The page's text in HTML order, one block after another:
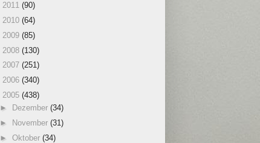
2011 (90)
2010 (64)
2009 (85)
2008 (130)
2007 (251)
2006 (340)
2005 (438)
►
Dezember (34)
►
November (31)
► Oktober (34)